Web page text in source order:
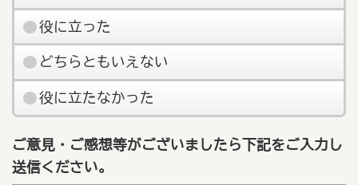
役に立った
どちらともいえない
役に立たなかった
ご意見・ご感想等がございましたら下記をご入力し
送信ください。